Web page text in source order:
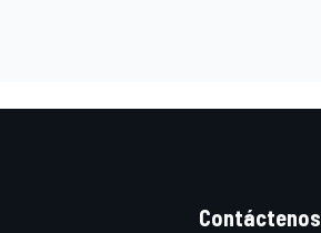
Contáctenos